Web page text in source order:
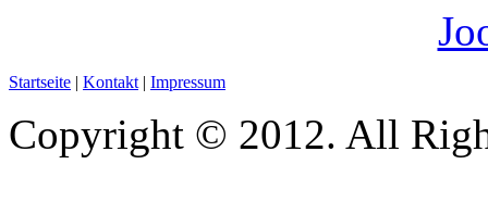
Startseite | Kontakt | Impressum
Copyright © 2012. All